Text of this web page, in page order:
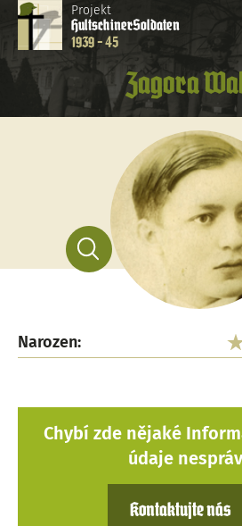
Projekt
HultschinerSoldaten
1939 - 45
Zagora
Narozen:
Chybí zde nějaké
údaje
Kontaktujte nás